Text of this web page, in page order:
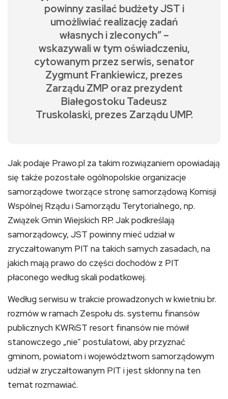
powinny zasilać budżety JST i
umożliwiać realizację zadań
własnych i zleconych” –
wskazywali w tym oświadczeniu,
cytowanym przez serwis, senator
Zygmunt Frankiewicz, prezes
Zarządu ZMP oraz prezydent
Białegostoku Tadeusz
Truskolaski, prezes Zarządu UMP.
Jak podaje Prawo.pl za takim rozwiązaniem opowiadają
się także pozostałe ogólnopolskie organizacje
samorządowe tworzące stronę samorządową Komisji
Wspólnej Rządu i Samorządu Terytorialnego, np.
Związek Gmin Wiejskich RP. Jak podkreślają
samorządowcy, JST powinny mieć udział w
zryczałtowanym PIT na takich samych zasadach, na
jakich mają prawo do części dochodów z PIT
płaconego według skali podatkowej.
Według serwisu w trakcie prowadzonych w kwietniu br.
rozmów w ramach Zespołu ds. systemu finansów
publicznych KWRiST resort finansów nie mówił
stanowczego „nie” postulatowi, aby przyznać
gminom, powiatom i województwom samorządowym
udział w zryczałtowanym PIT i jest skłonny na ten
temat rozmawiać.